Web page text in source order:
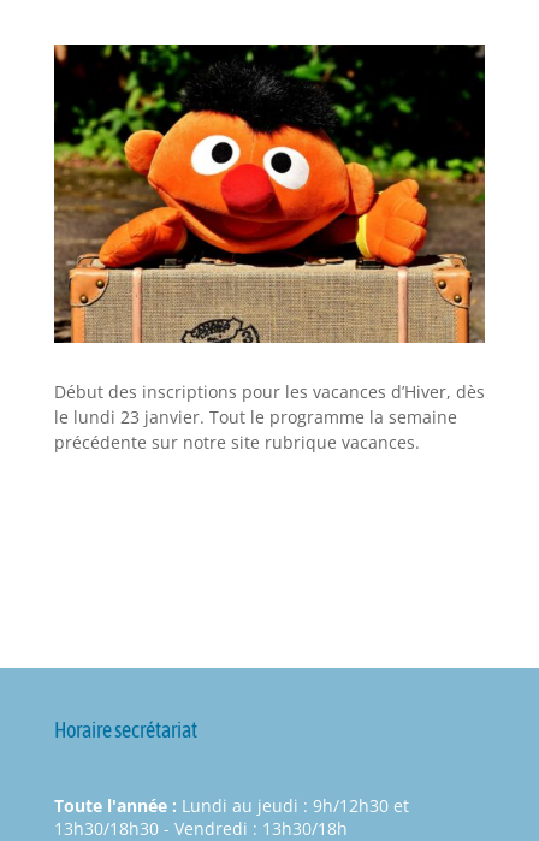
Début des inscriptions pour les vacances d’Hiver, dès
le lundi 23 janvier. Tout le programme la semaine
précédente sur notre site rubrique vacances.
Horaire secrétariat
Toute l'année : Lundi au jeudi : 9h/12h30 et
13h30/18h30 - Vendredi : 13h30/18h